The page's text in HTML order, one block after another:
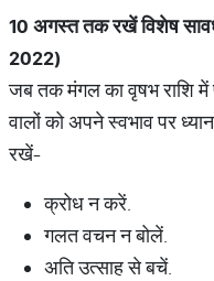
10 अगस्त तक रखें विशेष
2022)
जब तक मंगल का वृषभ राशि में
वालों को अपने स्वभाव पर
रखें-
क्रोध न करें.
गलत वचन न बोलें.
अति उत्साह से बचें.